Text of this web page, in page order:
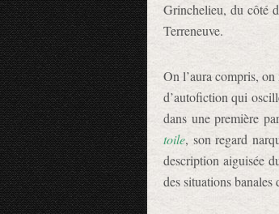
Grinchelieu, du côté
Terreneuve.
On l’aura compris,
d’autofiction qui
dans une première
toile, son regard
description aiguisée
des situations